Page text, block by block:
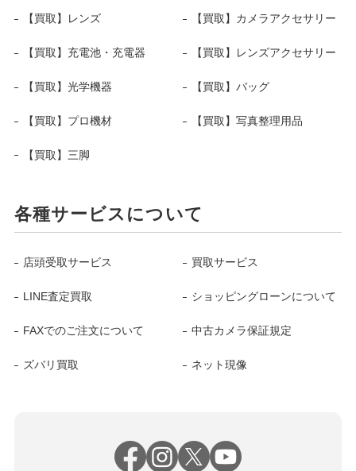
【買取】レンズ 【買取】カメラアクセサリー
【買取】充電池・充電器 【買取】レンズアクセサリー
【買取】光学機器 【買取】バッグ
【買取】プロ機材 【買取】写真整理用品
【買取】三脚
各種サービスについて
店頭受取サービス 買取サービス
LINE査定買取 ショッピングローンについて
FAXでのご注文について 中古カメラ保証規定
ズバリ買取 ネット現像